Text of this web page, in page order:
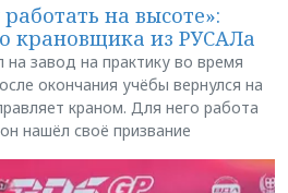
на высоте»:
крановщика из РУСАЛа
завод на практику во время
окончания учёбы вернулся на
краном. Для него работа
нашёл своё призвание